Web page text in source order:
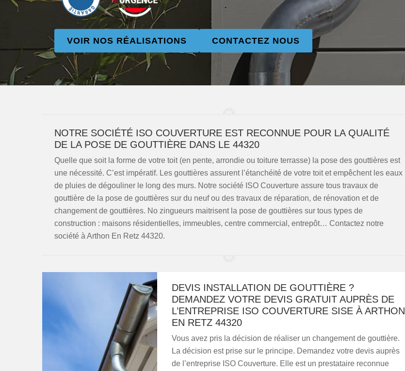
VOIR NOS RÉALISATIONS CONTACTEZ NOUS
NOTRE SOCIÉTÉ ISO COUVERTURE EST RECONNUE POUR LA QUALITÉ
DE LA POSE DE GOUTTIÈRE DANS LE 44320
Quelle que soit la forme de votre toit (en pente, arrondie ou toiture terrasse) la pose des gouttières est
une nécessité. C’est impératif. Les gouttières assurent l’étanchéité de votre toit et empêchent les eaux
de pluies de dégouliner le long des murs. Notre société ISO Couverture assure tous travaux de
gouttière de la pose de gouttières sur du neuf ou des travaux de réparation, de rénovation et de
changement de gouttières. No zingueurs maitrisent la pose de gouttières sur tous types de
construction : maisons résidentielles, immeubles, centre commercial, entrepôt… Contactez notre
société à Arthon En Retz 44320.
DEVIS INSTALLATION DE GOUTTIÈRE ?
DEMANDEZ VOTRE DEVIS GRATUIT AUPRÈS DE
L’ENTREPRISE ISO COUVERTURE SISE À ARTHON
EN RETZ 44320
Vous avez pris la décision de réaliser un changement de gouttière.
La décision est prise sur le principe. Demandez votre devis auprès
de l’entreprise ISO Couverture. Elle est un prestataire reconnue